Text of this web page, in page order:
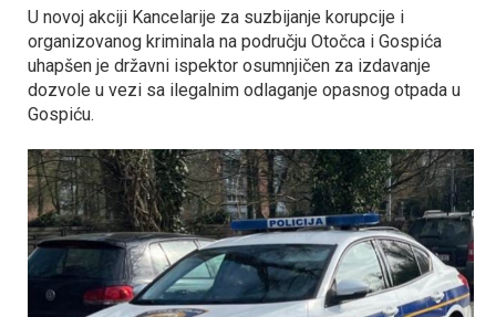
U novoj akciji Kancelarije za suzbijanje korupcije i
organizovanog kriminala na području Otočca i Gospića
uhapšen je državni ispektor osumnjičen za izdavanje
dozvole u vezi sa ilegalnim odlaganje opasnog otpada u
Gospiću.